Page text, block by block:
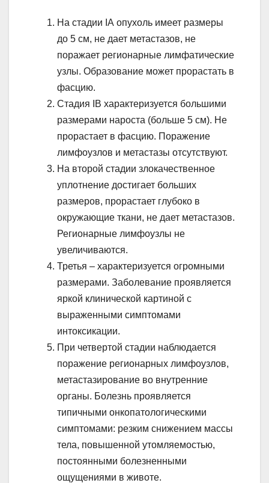
На стадии IА опухоль имеет размеры
до 5 см, не дает метастазов, не
поражает регионарные лимфатические
узлы. Образование может прорастать в
фасцию.
Стадия IB характеризуется большими
размерами нароста (больше 5 см). Не
прорастает в фасцию. Поражение
лимфоузлов и метастазы отсутствуют.
На второй стадии злокачественное
уплотнение достигает больших
размеров, прорастает глубоко в
окружающие ткани, не дает метастазов.
Регионарные лимфоузлы не
увеличиваются.
Третья – характеризуется огромными
размерами. Заболевание проявляется
яркой клинической картиной с
выраженными симптомами
интоксикации.
При четвертой стадии наблюдается
поражение регионарных лимфоузлов,
метастазирование во внутренние
органы. Болезнь проявляется
типичными онкопатологическими
симптомами: резким снижением массы
тела, повышенной утомляемостью,
постоянными болезненными
ощущениями в животе.